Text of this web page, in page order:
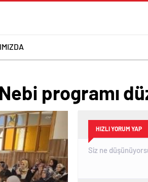
programı
HIZLI YORUM YAP